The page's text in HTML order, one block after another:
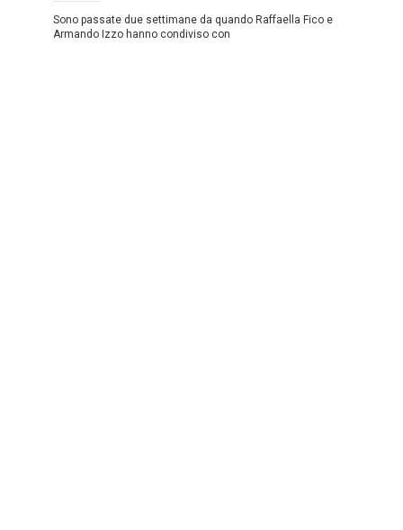
Sono passate due settimane da quando Raffaella Fico e
Armando Izzo hanno condiviso con